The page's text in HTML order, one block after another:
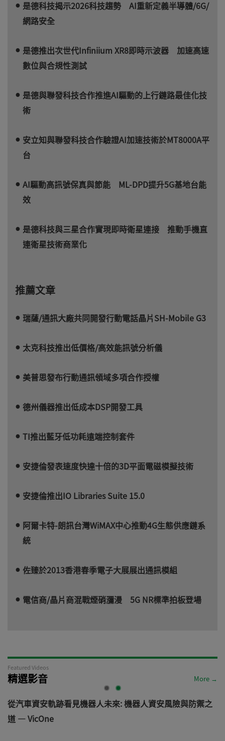
是德科技揭示2026科技趨勢 AI重新定義半導體/6G/
網路安全
是德推出次世代Infiniium XR8即時示波器 加速高速
數位與合規性測試
是德與聯發科技合作推進AI驅動的上行鏈路最佳化技
術
安立知與聯發科技合作驗證AI加速技術於MT8000A平
台
AI驅動高訊號保真與節能 ML-DPD提升5G基地台能
效
是德科技與三星合作實現即時衛星連接 推動手機直
連衛星技術商業化
推薦文章
瑞薩/通訊大廠共同開發行動電話晶片SH-Mobile G3
太克科技推出低價格/高效能訊號分析儀
美普思發布行動通訊領域多項合作授權
德州儀器推出低成本DSP開發工具
TI推出藍牙低功耗遠端控制套件
安捷倫發表速度快達十倍的3D平面電磁模擬技術
安捷倫推出IO Libraries Suite 15.0
阿爾卡特-朗訊台灣WiMAX中心推動4G生態供應鏈系
統
佐臻於2013香港春季電子大展展出通訊模組
電信商/晶片商混戰煙硝瀰漫 5G NR標準拍板登場
Featured Videos
精選影音 More →
從汽車資安軌跡看見機器人未來: 機器人資安風險與防禦之
道 — VicOne